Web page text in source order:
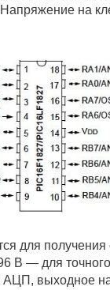
на
для получения
В — для
выходное